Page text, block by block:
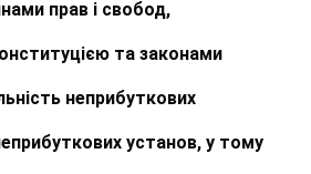
прав і свобод,
та законами
неприбуткових
установ, у тому